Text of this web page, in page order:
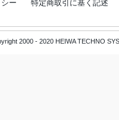
ー
特定商取引に基く記述
2000 - 2020 HEIWA TECHNO